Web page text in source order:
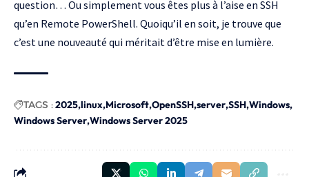
question… Ou simplement vous êtes plus à l’aise en SSH
qu’en Remote PowerShell. Quoiqu’il en soit, je trouve que
c’est une nouveauté qui méritait d’être mise en lumière.
TAGS :2025 linux Microsoft OpenSSH server SSH Windows
Windows Server Windows Server 2025